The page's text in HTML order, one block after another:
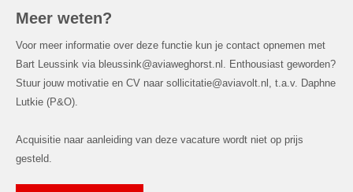
Meer weten?
Voor meer informatie over deze functie kun je contact opnemen met
Bart Leussink via bleussink@aviaweghorst.nl. Enthousiast geworden?
Stuur jouw motivatie en CV naar sollicitatie@aviavolt.nl, t.a.v. Daphne
Lutkie (P&O).
Acquisitie naar aanleiding van deze vacature wordt niet op prijs
gesteld.